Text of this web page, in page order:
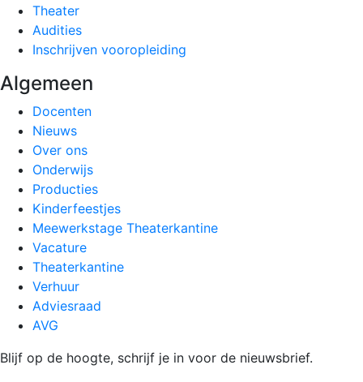
Theater
Audities
Inschrijven vooropleiding
Algemeen
Docenten
Nieuws
Over ons
Onderwijs
Producties
Kinderfeestjes
Meewerkstage Theaterkantine
Vacature
Theaterkantine
Verhuur
Adviesraad
AVG
Blijf op de hoogte, schrijf je in voor de nieuwsbrief.